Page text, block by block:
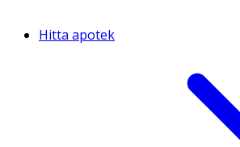
Hitta apotek